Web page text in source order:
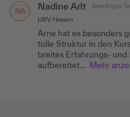
NA Nadine Arlt
Bestätigte
LWV Hessen
Arne hat es besonders
tolle Struktur in den
breites Erfahrungs- und
aufbereitet...
Mehr